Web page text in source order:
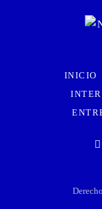
INICIO